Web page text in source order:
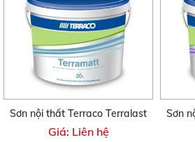
Sơn nội thất Terraco Terralast
Giá: Liên hệ
Sơn